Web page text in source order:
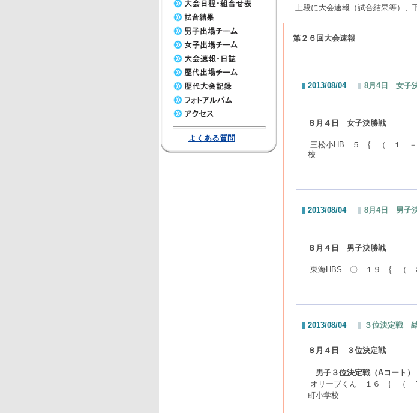
よくある質問
上段に大会速報（試合結果等）、
第２６回大会速報
2013/08/04 8月4日 女子
８月４日 女子決勝戦
三松小HB ５ { （ １
校
2013/08/04 8月4日 男子
８月４日 男子決勝戦
東海HBS 〇 １９ {
2013/08/04 ３位決定戦
８月４日 ３位決定戦
男子３位決定戦（Aコート）
オリーブくん １６ {
町小学校